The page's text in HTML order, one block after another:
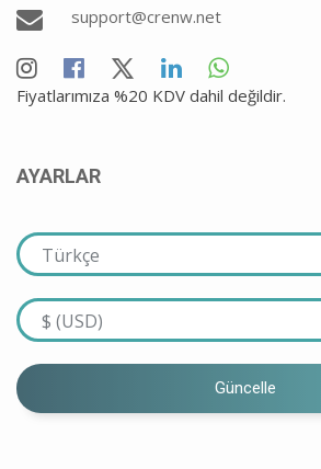
support@crenw.net
Fiyatlarımıza %20 KDV dahil değildir.
AYARLAR
Güncelle